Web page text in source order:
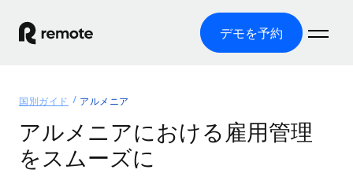
デモを予約
グローバル雇用
ソリューション
国別ガイド アルメニア
アルメニアにおける雇用管理
をスムーズに